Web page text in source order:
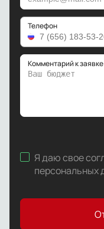
Телефон
Комментарий к заявке
Я даю свое
персональных